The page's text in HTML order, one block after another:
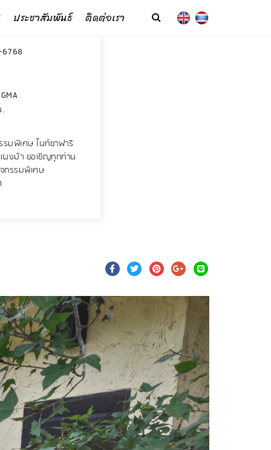
ประชาสัมพันธ์ ติดต่อเรา
รมพิเศษ ไนท์ซาฟารี
ผงม้า ขอเชิญทุกท่าน
กรรมพิเศษ